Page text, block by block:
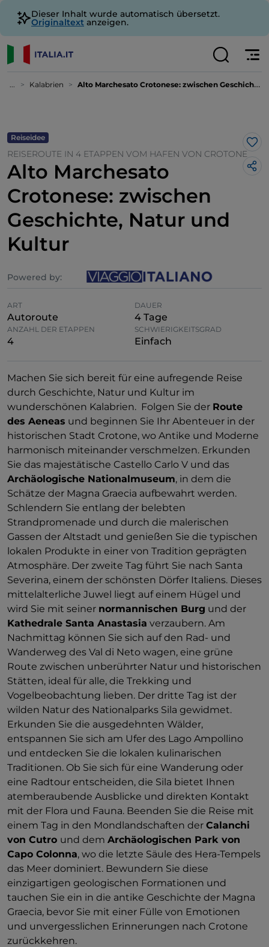
Dieser Inhalt wurde automatisch übersetzt.
Originaltext anzeigen.
... Kalabrien Alto Marchesato Crotonese: zwischen Geschichte, Natur und Kultur
Reiseidee
REISEROUTE IN 4 ETAPPEN VOM HAFEN VON CROTONE
Alto Marchesato
Crotonese: zwischen
Geschichte, Natur und
Kultur
Powered by:
ART
Autoroute
DAUER
4 Tage
ANZAHL DER ETAPPEN
4
SCHWIERIGKEITSGRAD
Einfach
Machen Sie sich bereit für eine aufregende Reise
durch Geschichte, Natur und Kultur im
wunderschönen Kalabrien. Folgen Sie der Route
des Aeneas und beginnen Sie Ihr Abenteuer in der
historischen Stadt Crotone, wo Antike und Moderne
harmonisch miteinander verschmelzen. Erkunden
Sie das majestätische Castello Carlo V und das
Archäologische Nationalmuseum, in dem die
Schätze der Magna Graecia aufbewahrt werden.
Schlendern Sie entlang der belebten
Strandpromenade und durch die malerischen
Gassen der Altstadt und genießen Sie die typischen
lokalen Produkte in einer von Tradition geprägten
Atmosphäre. Der zweite Tag führt Sie nach Santa
Severina, einem der schönsten Dörfer Italiens. Dieses
mittelalterliche Juwel liegt auf einem Hügel und
wird Sie mit seiner normannischen Burg und der
Kathedrale Santa Anastasia verzaubern. Am
Nachmittag können Sie sich auf den Rad- und
Wanderweg des Val di Neto wagen, eine grüne
Route zwischen unberührter Natur und historischen
Stätten, ideal für alle, die Trekking und
Vogelbeobachtung lieben. Der dritte Tag ist der
wilden Natur des Nationalparks Sila gewidmet.
Erkunden Sie die ausgedehnten Wälder,
entspannen Sie sich am Ufer des Lago Ampollino
und entdecken Sie die lokalen kulinarischen
Traditionen. Ob Sie sich für eine Wanderung oder
eine Radtour entscheiden, die Sila bietet Ihnen
atemberaubende Ausblicke und direkten Kontakt
mit der Flora und Fauna. Beenden Sie die Reise mit
einem Tag in den Mondlandschaften der Calanchi
von Cutro und dem Archäologischen Park von
Capo Colonna, wo die letzte Säule des Hera-Tempels
das Meer dominiert. Bewundern Sie diese
einzigartigen geologischen Formationen und
tauchen Sie ein in die antike Geschichte der Magna
Graecia, bevor Sie mit einer Fülle von Emotionen
und unvergesslichen Erinnerungen nach Crotone
zurückkehren.